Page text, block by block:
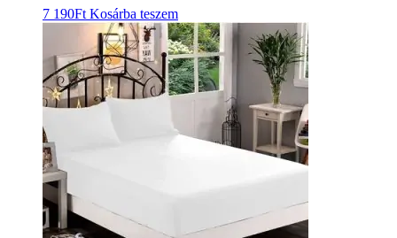
7 190Ft Kosárba teszem